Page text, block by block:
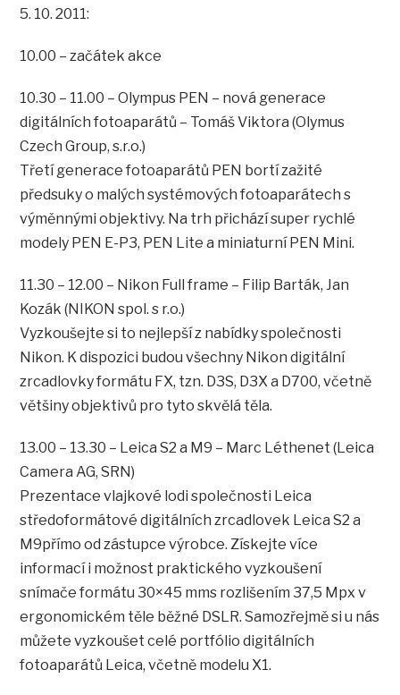
5. 10. 2011:
10.00 – začátek akce
10.30 – 11.00 – Olympus PEN – nová generace
digitálních fotoaparátů – Tomáš Viktora (Olymus
Czech Group, s.r.o.)
Třetí generace fotoaparátů PEN bortí zažité
předsuky o malých systémových fotoaparátech s
výměnnými objektivy. Na trh přichází super rychlé
modely PEN E-P3, PEN Lite a miniaturní PEN Mini.
11.30 – 12.00 – Nikon Full frame – Filip Barták, Jan
Kozák (NIKON spol. s r.o.)
Vyzkoušejte si to nejlepší z nabídky společnosti
Nikon. K dispozici budou všechny Nikon digitální
zrcadlovky formátu FX, tzn. D3S, D3X a D700, včetně
většiny objektivů pro tyto skvělá těla.
13.00 – 13.30 – Leica S2 a M9 – Marc Léthenet (Leica
Camera AG, SRN)
Prezentace vlajkové lodi společnosti Leica
středoformátové digitálních zrcadlovek Leica S2 a
M9přímo od zástupce výrobce. Získejte více
informací i možnost praktického vyzkoušení
snímače formátu 30×45 mms rozlišením 37,5 Mpx v
ergonomickém těle běžné DSLR. Samozřejmě si u nás
můžete vyzkoušet celé portfólio digitálních
fotoaparátů Leica, včetně modelu X1.